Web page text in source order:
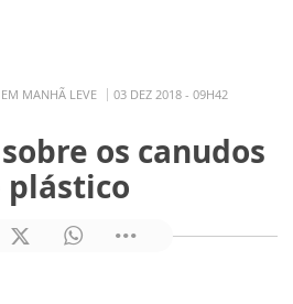
EM MANHÃ LEVE 03 DEZ 2018 - 09H42
os canudos
plástico